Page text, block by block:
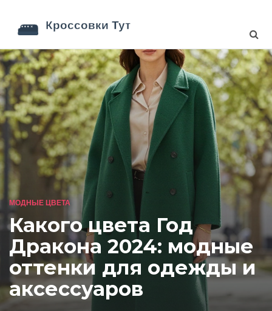
МОДНЫЕ ЦВЕТА
Какого цвета Год
Дракона 2024: модные
оттенки для одежды и
аксессуаров